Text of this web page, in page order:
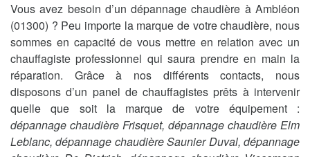
Vous avez besoin d’un dépannage chaudière à Ambléon
(01300) ? Peu importe la marque de votre chaudière, nous
sommes en capacité de vous mettre en relation avec un
chauffagiste professionnel qui saura prendre en main la
réparation. Grâce à nos différents contacts, nous
disposons d’un panel de chauffagistes prêts à intervenir
quelle que soit la marque de votre équipement :
dépannage chaudière Frisquet, dépannage chaudière Elm
Leblanc, dépannage chaudière Saunier Duval, dépannage